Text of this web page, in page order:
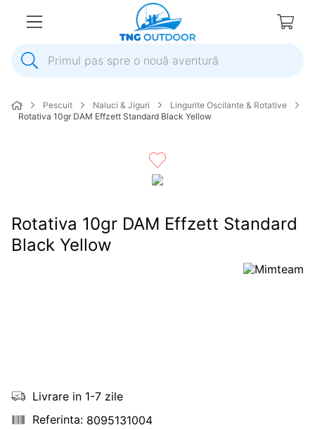
Primul pas spre o nouă aventură
2.
colac salvare
7.
pompa apa
Pescuit Naluci & Jiguri
Lingurite Oscilante & Rotative
Rotativa 10gr DAM Effzett Standard Black Yellow
Rotativa 10gr DAM Effzett Standard
Black Yellow
Livrare in 1-7 zile
8095131004